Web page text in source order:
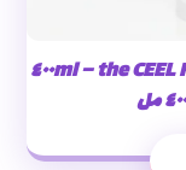
the CEEL Faical Cleanser Gel For All Skin Types – ٤٠٠ml